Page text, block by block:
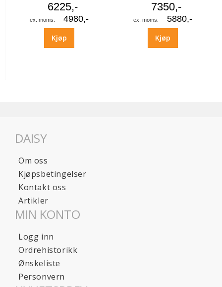
6225,-
4980,-
Kjøp
7350,-
5880,-
Kjøp
DAISY
Om oss
Kjøpsbetingelser
Kontakt oss
Artikler
MIN KONTO
Logg inn
Ordrehistorikk
Ønskeliste
Personvern